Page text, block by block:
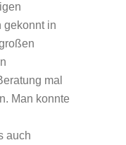
gekonnt in
mal
Man konnte
auch